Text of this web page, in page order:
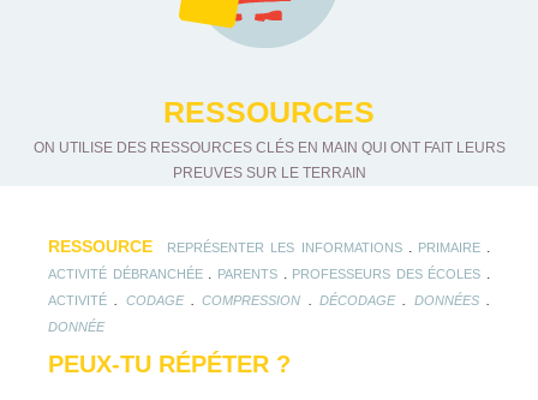
RESSOURCES
ON UTILISE DES RESSOURCES CLÉS EN MAIN QUI ONT FAIT LEURS
PREUVES SUR LE TERRAIN
RESSOURCE REPRÉSENTER LES INFORMATIONS. PRIMAIRE.
ACTIVITÉ DÉBRANCHÉE. PARENTS. PROFESSEURS DES ÉCOLES
ACTIVITÉ CODAGE.COMPRESSION .DÉCODAGE. DONNÉES.
DONNÉE
PEUX-TU RÉPÉTER ?